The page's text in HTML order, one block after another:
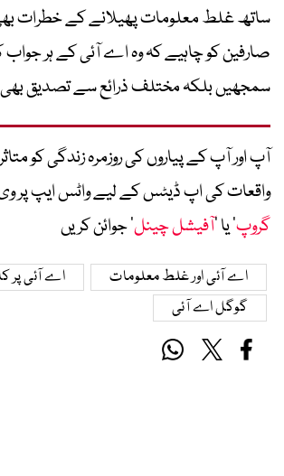
ساتھ غلط معلومات پھیلانے کے خطرات
صارفین کو چاہیے کہ وہ اے آئی کے ہر
سمجھیں بلکہ مختلف ذرائع سے تصدیق بھی
آپ اور آپ کے پیاروں کی روزمرہ زندگی کو
واقعات کی اپ ڈیٹس کے لیے واٹس ایپ پر وی
گروپ‘ یا ’آفیشل چینل‘ جوائن کریں
اے آئی اور غلط معلومات
اے آئی پر
گوگل اے آئی